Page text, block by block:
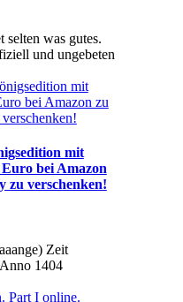
selten was gutes.
und ungebeten
mit
bei Amazon
zu verschenken!
Zeit
1404